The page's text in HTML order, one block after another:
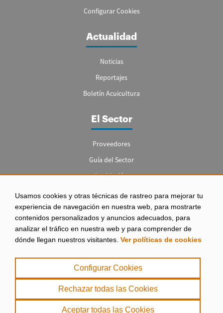
Usamos cookies y otras técnicas de rastreo para mejorar tu
experiencia de navegación en nuestra web, para mostrarte
contenidos personalizados y anuncios adecuados, para
analizar el tráfico en nuestra web y para comprender de
dónde llegan nuestros visitantes. Ver políticas de cookies
Configurar Cookies
Rechazar todas las Cookies
Aceptar todas las Cookies
Configurar Cookies
Actualidad
Noticias
Reportajes
Boletín Acuicultura
El Sector
Proveedores
Guía del Sector
Legislación
Empleo
Aviso legal
|
Política de Privacidad
|